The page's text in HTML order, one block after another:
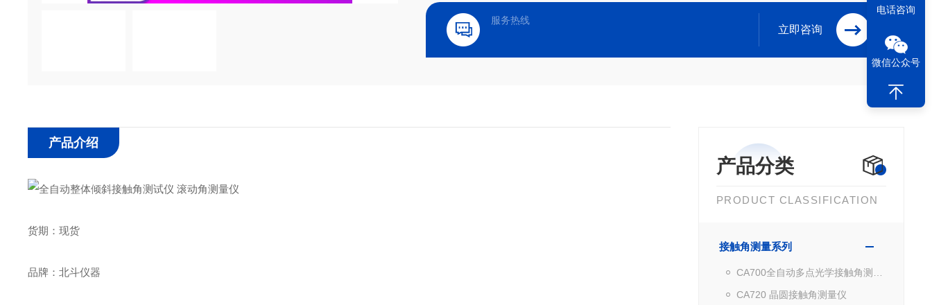
服务热线
立即咨询
产品分类
PRODUCT CLASSIFICATION
接触角测量系列
CA720 晶圆接触角测量仪
产品介绍
货期：现货
品牌：北斗仪器
电话咨询
微信公众号